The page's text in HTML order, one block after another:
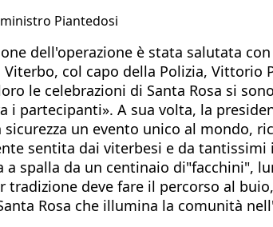
Piantedosi
dell'operazione è stata salutata
col capo della Polizia,
le celebrazioni di Santa Rosa si
i partecipanti». A sua volta, la
sicurezza un evento unico al
sentita dai viterbesi e da
spalla da un centinaio di"facchini",
tradizione deve fare il percorso al
Rosa che illumina la comunità